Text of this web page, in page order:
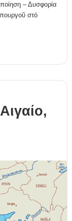
– Δυσφορία
στό